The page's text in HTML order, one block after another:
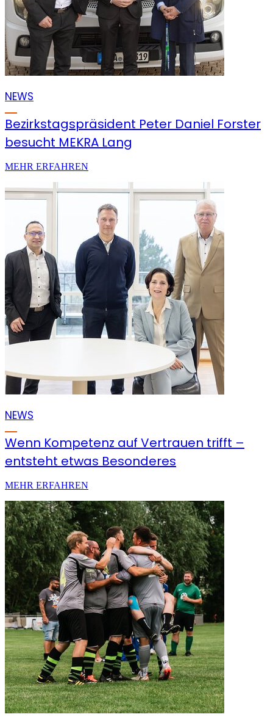
NEWS
Bezirkstagspräsident Peter Daniel Forster
besucht MEKRA Lang
MEHR ERFAHREN
NEWS
Wenn Kompetenz auf Vertrauen trifft –
entsteht etwas Besonderes
MEHR ERFAHREN